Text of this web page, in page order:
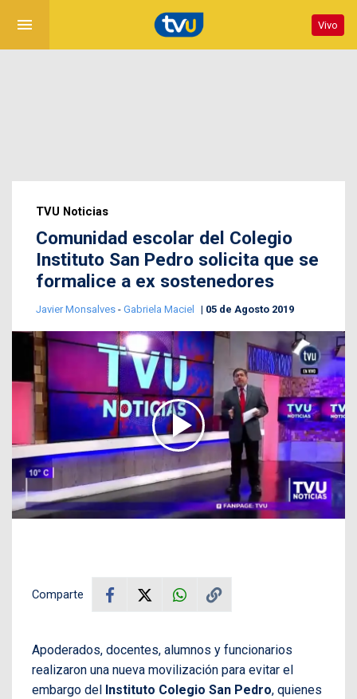
menu Vivo
TVU Noticias
Comunidad escolar del Colegio
Instituto San Pedro solicita que se
formalice a ex sostenedores
Javier Monsalves - Gabriela Maciel 05 de Agosto 2019
Comparte
Apoderados, docentes, alumnos y funcionarios
realizaron una nueva movilización para evitar el
embargo del Instituto Colegio San Pedro, quienes